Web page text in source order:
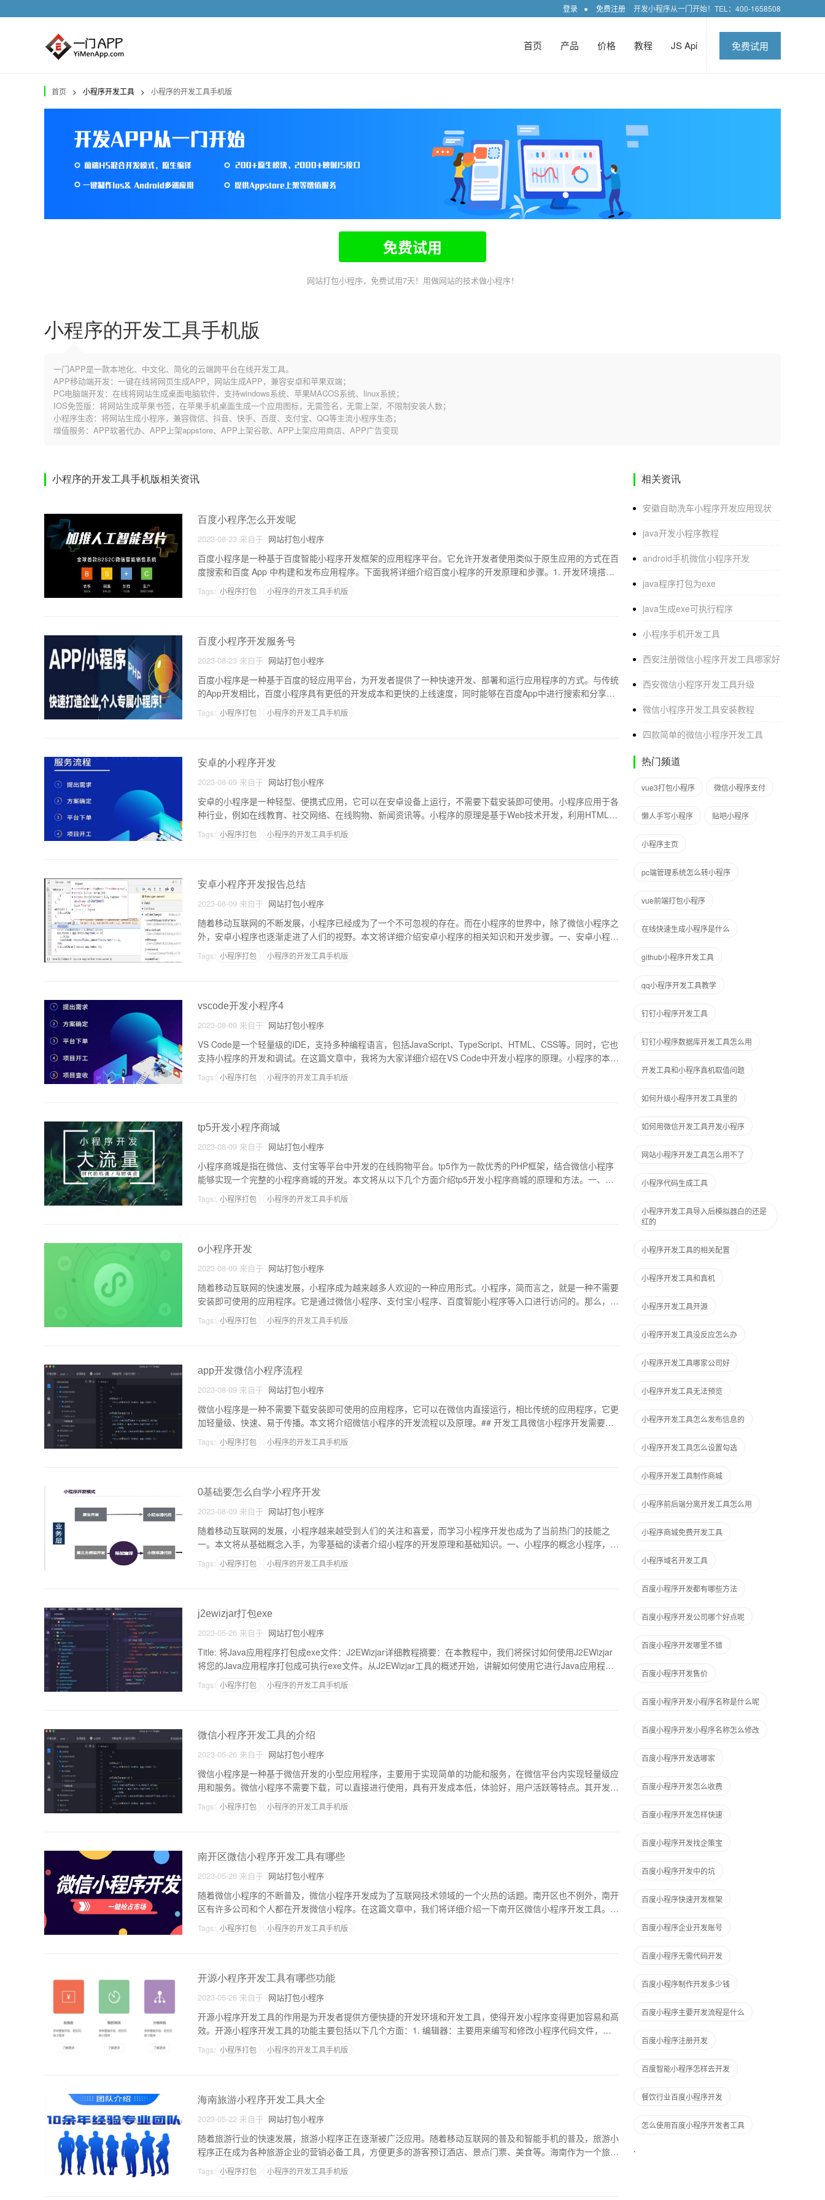
登录 ● 免费注册 开发小程序从一门开始！TEL：400-1658508
首页 产品 价格 教程 JS Api 免费试用
首页 > 小程序开发工具 > 小程序的开发工具手机版
免费试用
网站打包小程序，免费试用7天！用做网站的技术做小程序！
小程序的开发工具手机版
一门APP是一款本地化、中文化、简化的云端跨平台在线开发工具。
APP移动端开发：一键在线将网页生成APP，网站生成APP，兼容安卓和苹果双端；
PC电脑端开发：在线将网站生成桌面电脑软件，支持windows系统、苹果MACOS系统、linux系统；
IOS免签版：将网站生成苹果书签，在苹果手机桌面生成一个应用图标，无需签名，无需上架，不限制安装人数；
小程序生态：将网站生成小程序，兼容微信、抖音、快手、百度、支付宝、QQ等主流小程序生态；
增值服务：APP软著代办、APP上架appstore、APP上架谷歌、APP上架应用商店、APP广告变现
小程序的开发工具手机版相关资讯
百度小程序怎么开发呢
2023-08-23 来自于 网站打包小程序
百度小程序是一种基于百度智能小程序开发框架的应用程序平台。它允许开发者使用类似于原生应用的方式在百
度搜索和百度 App 中构建和发布应用程序。下面我将详细介绍百度小程序的开发原理和步骤。1. 开发环境搭
建： 在开始开发百度小程序之前，你需要先进行开发环
Tags: 小程序打包 小程序的开发工具手机版
百度小程序开发服务号
2023-08-23 来自于 网站打包小程序
百度小程序是一种基于百度的轻应用平台，为开发者提供了一种快速开发、部署和运行应用程序的方式。与传统
的App开发相比，百度小程序具有更低的开发成本和更快的上线速度，同时能够在百度App中进行搜索和分享，
提供更广泛的用户触达机会。下面我将为您介绍百度小程序开发
Tags: 小程序打包 小程序的开发工具手机版
安卓的小程序开发
2023-08-09 来自于 网站打包小程序
安卓的小程序是一种轻型、便携式应用，它可以在安卓设备上运行，不需要下载安装即可使用。小程序应用于各
种行业，例如在线教育、社交网络、在线购物、新闻资讯等。小程序的原理是基于Web技术开发，利用HTML、
CSS、JavaScript等前端技术实现页面编写与交互
Tags: 小程序打包 小程序的开发工具手机版
安卓小程序开发报告总结
2023-08-09 来自于 网站打包小程序
随着移动互联网的不断发展，小程序已经成为了一个不可忽视的存在。而在小程序的世界中，除了微信小程序之
外，安卓小程序也逐渐走进了人们的视野。本文将详细介绍安卓小程序的相关知识和开发步骤。一、安卓小程序
的定义安卓小程序是一种基于安卓系统的轻量级应用程序，可以在安
Tags: 小程序打包 小程序的开发工具手机版
vscode开发小程序4
2023-08-09 来自于 网站打包小程序
VS Code是一个轻量级的IDE，支持多种编程语言，包括JavaScript、TypeScript、HTML、CSS等。同时，它也
支持小程序的开发和调试。在这篇文章中，我将为大家详细介绍在VS Code中开发小程序的原理。小程序的本质
是一个Webview
Tags: 小程序打包 小程序的开发工具手机版
tp5开发小程序商城
2023-08-09 来自于 网站打包小程序
小程序商城是指在微信、支付宝等平台中开发的在线购物平台。tp5作为一款优秀的PHP框架，结合微信小程序
能够实现一个完整的小程序商城的开发。本文将从以下几个方面介绍tp5开发小程序商城的原理和方法。一、小
程序商城架构方案tp5开发小程序商城的架构方案如下图所
Tags: 小程序打包 小程序的开发工具手机版
o小程序开发
2023-08-09 来自于 网站打包小程序
随着移动互联网的快速发展，小程序成为越来越多人欢迎的一种应用形式。小程序，简而言之，就是一种不需要
安装即可使用的应用程序。它是通过微信小程序、支付宝小程序、百度智能小程序等入口进行访问的。那么，小
程序是如何实现的呢？其实，小程序是基于现有移动操作系统的应用
Tags: 小程序打包 小程序的开发工具手机版
app开发微信小程序流程
2023-08-09 来自于 网站打包小程序
微信小程序是一种不需要下载安装即可使用的应用程序，它可以在微信内直接运行，相比传统的应用程序，它更
加轻量级、快速、易于传播。本文将介绍微信小程序的开发流程以及原理。## 开发工具微信小程序开发需要使
用微信小程序开发工具，该工具是一个集成了编辑器、调试器和模
Tags: 小程序打包 小程序的开发工具手机版
0基础要怎么自学小程序开发
2023-08-09 来自于 网站打包小程序
随着移动互联网的发展，小程序越来越受到人们的关注和喜爱，而学习小程序开发也成为了当前热门的技能之
一。本文将从基础概念入手，为零基础的读者介绍小程序的开发原理和基础知识。一、小程序的概念小程序，指
可在微信等平台上进行展示和操作的应用程序，不需要下载和安装即可
Tags: 小程序打包 小程序的开发工具手机版
j2ewizjar打包exe
2023-05-26 来自于 网站打包小程序
Title: 将Java应用程序打包成exe文件：J2EWizjar详细教程摘要：在本教程中，我们将探讨如何使用J2EWizjar
将您的Java应用程序打包成可执行exe文件。从J2EWizjar工具的概述开始，讲解如何使用它进行Java应用程序
打包的详细
Tags: 小程序打包 小程序的开发工具手机版
微信小程序开发工具的介绍
2023-05-26 来自于 网站打包小程序
微信小程序是一种基于微信开发的小型应用程序，主要用于实现简单的功能和服务，在微信平台内实现轻量级应
用和服务。微信小程序不需要下载，可以直接进行使用，具有开发成本低，体验好，用户活跃等特点。其开发工
具是微信开发团队为开发者提供的强大开发工具，可以帮助开发者更
Tags: 小程序打包 小程序的开发工具手机版
南开区微信小程序开发工具有哪些
2023-05-26 来自于 网站打包小程序
随着微信小程序的不断普及，微信小程序开发成为了互联网技术领域的一个火热的话题。南开区也不例外，南开
区有许多公司和个人都在开发微信小程序。在这篇文章中，我们将详细介绍一下南开区微信小程序开发工具。
一、微信小程序的概述微信小程序是由微信公司推出的一种新型移动应
Tags: 小程序打包 小程序的开发工具手机版
开源小程序开发工具有哪些功能
2023-05-26 来自于 网站打包小程序
开源小程序开发工具的作用是为开发者提供方便快捷的开发环境和开发工具，使得开发小程序变得更加容易和高
效。开源小程序开发工具的功能主要包括以下几个方面：1. 编辑器：主要用来编写和修改小程序代码文件，如H
TML、CSS和JavaScript等。常见的开源小程序
Tags: 小程序打包 小程序的开发工具手机版
海南旅游小程序开发工具大全
2023-05-22 来自于 网站打包小程序
随着旅游行业的快速发展，旅游小程序正在逐渐被广泛应用。随着移动互联网的普及和智能手机的普及，旅游小
程序正在成为各种旅游企业的营销必备工具，方便更多的游客预订酒店、景点门票、美食等。海南作为一个旅游
热门城市，也在大力推进旅游小程序的开发。本篇文章将为你介绍一
Tags: 小程序打包 小程序的开发工具手机版
相关资讯
安徽自助洗车小程序开发应用现状
java开发小程序教程
android手机微信小程序开发
java程序打包为exe
java生成exe可执行程序
小程序手机开发工具
西安注册微信小程序开发工具哪家好
西安微信小程序开发工具升级
微信小程序开发工具安装教程
四款简单的微信小程序开发工具
热门频道
vue3打包小程序 微信小程序支付
懒人手写小程序 贴吧小程序
小程序主页
pc端管理系统怎么转小程序
vue前端打包小程序
在线快速生成小程序是什么
github小程序开发工具
qq小程序开发工具教学
钉钉小程序开发工具
钉钉小程序数据库开发工具怎么用
开发工具和小程序真机取值问题
如何升级小程序开发工具里的
如何用微信开发工具开发小程序
网站小程序开发工具怎么用不了
小程序代码生成工具
小程序开发工具导入后模拟器白的还是
红的
小程序开发工具的相关配置
小程序开发工具和真机
小程序开发工具开源
小程序开发工具没反应怎么办
小程序开发工具哪家公司好
小程序开发工具无法预览
小程序开发工具怎么发布信息的
小程序开发工具怎么设置勾选
小程序开发工具制作商城
小程序前后端分离开发工具怎么用
小程序商城免费开发工具
小程序域名开发工具
百度小程序开发都有哪些方法
百度小程序开发公司哪个好点呢
百度小程序开发哪里不错
百度小程序开发售价
百度小程序开发小程序名称是什么呢
百度小程序开发小程序名称怎么修改
百度小程序开发选哪家
百度小程序开发怎么收费
百度小程序开发怎样快速
百度小程序开发找企策宝
百度小程序开发中的坑
百度小程序快速开发框架
百度小程序企业开发账号
百度小程序无需代码开发
百度小程序制作开发多少钱
百度小程序主要开发流程是什么
百度小程序注册开发
百度智能小程序怎样去开发
餐饮行业百度小程序开发
怎么使用百度小程序开发者工具